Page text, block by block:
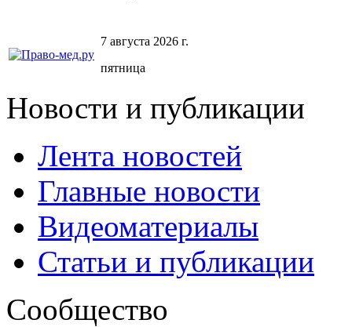
7 августа 2026 г.
пятница
Новости и публикации
Лента новостей
Главные новости
Видеоматериалы
Статьи и публикации
Сообщество